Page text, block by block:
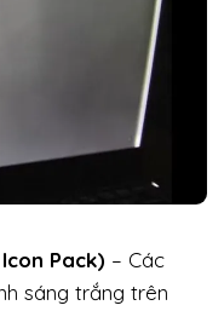
Pack) – Các
sáng trắng trên